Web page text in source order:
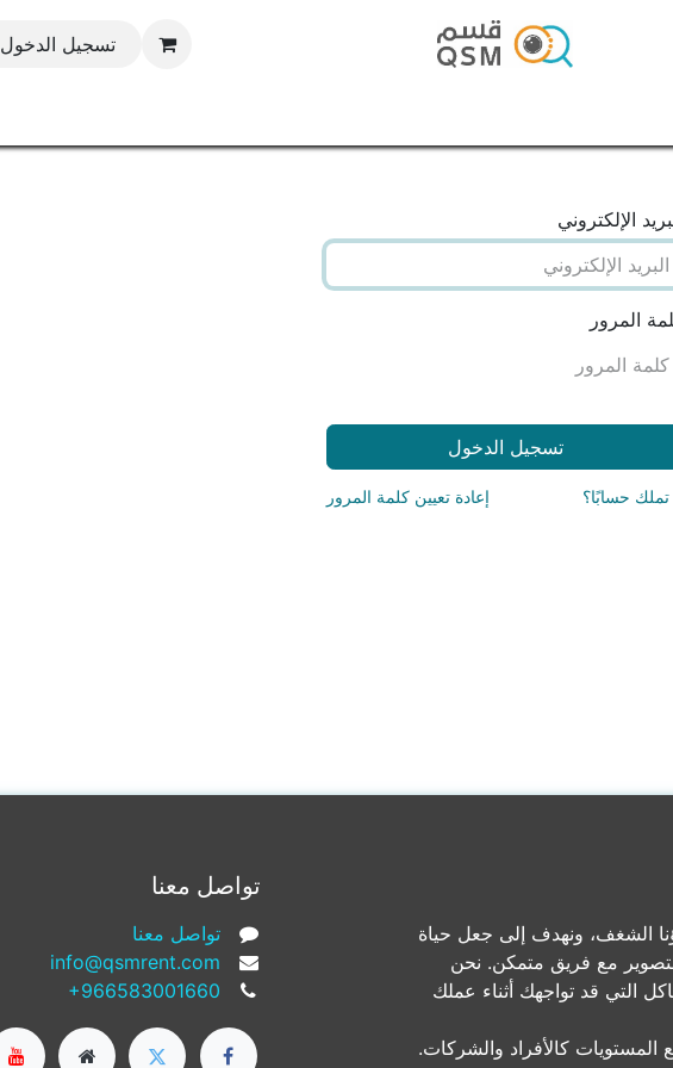
تسجيل الدخول
الإلكتروني
المرور
تسجيل الدخول
تملك حسابًا؟ إعادة تعيين كلمة المرور
الشغف، ونهدف إلى جعل حياة
مع فريق متمكن. نحن
التي قد تواجهك أثناء عملك
كالأفراد والشركات.
تواصل معنا
تواصل معنا
info@qsmrent.com
+966583001660